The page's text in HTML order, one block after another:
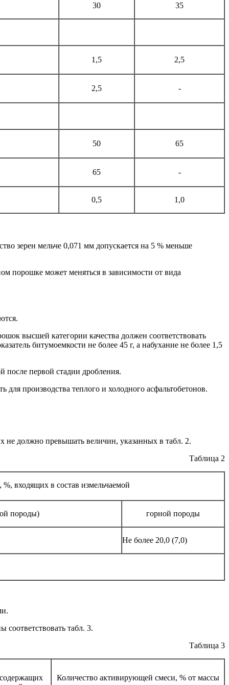
30 35
1,5 2,5
2,5 -
50 65
65 -
0,5 1,0
зерен мельче 0,071 мм допускается на 5 % меньше
порошке может меняться в зависимости от вида
высшей категории качества должен соответствовать
битумоемкости не более 45 г, а набухание не более 1,5
после первой стадии дробления.
производства теплого и холодного асфальтобетонов.
не должно превышать величин, указанных в табл. 2.
Таблица 2
%, входящих в состав измельчаемой
породы) горной породы
Не более 20,0 (7,0)
табл. 3.
Таблица 3
Количество активирующей смеси, % от массы